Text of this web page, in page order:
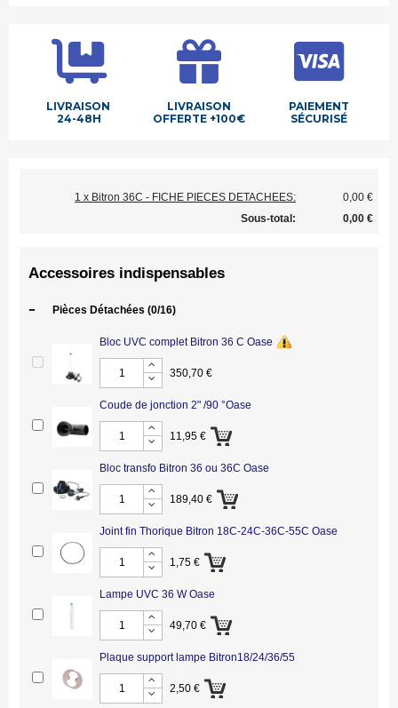
LIVRAISON
24-48H
LIVRAISON
OFFERTE +100€
PAIEMENT
SÉCURISÉ
1 x Bitron 36C - FICHE PIECES DETACHEES:
0,00 €
Sous-total:
0,00 €
Accessoires indispensables
- Pièces Détachées (0/16)
Bloc UVC complet Bitron 36 C Oase
350,70 €
Coude de jonction 2" /90 °Oase
11,95 €
Bloc transfo Bitron 36 ou 36C Oase
189,40 €
Joint fin Thorique Bitron 18C-24C-36C-55C Oase
1,75 €
Lampe UVC 36 W Oase
49,70 €
Plaque support lampe Bitron18/24/36/55
2,50 €